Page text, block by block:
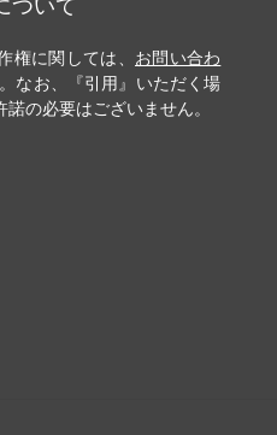
ついて
権に関しては、 お問い合わ
なお、『引用』いただく場
の必要はございません。